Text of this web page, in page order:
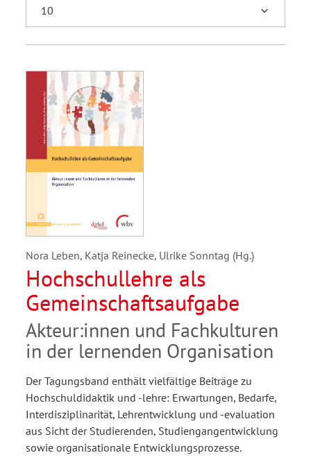
Nora Leben, Katja Reinecke, Ulrike Sonntag (Hg.)
Hochschullehre als
Gemeinschaftsaufgabe
Akteur:innen und Fachkulturen
in der lernenden Organisation
Der Tagungsband enthält vielfältige Beiträge zu
Hochschuldidaktik und -lehre: Erwartungen, Bedarfe,
Interdisziplinarität, Lehrentwicklung und -evaluation
aus Sicht der Studierenden, Studiengangentwicklung
sowie organisationale Entwicklungsprozesse.